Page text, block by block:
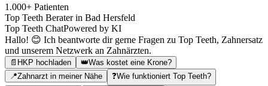
1.000+ Patienten
Top Teeth Berater in Bad Hersfeld
Top Teeth ChatPowered by KI
Hallo! 😊 Ich beantworte dir gerne Fragen zu Top Teeth, Zahnersatz
und unserem Netzwerk an Zahnärzten.
📄 HKP hochladen 👑Was kostet eine Krone?
📍Zahnarzt in meiner Nähe ❓Wie funktioniert Top Teeth?